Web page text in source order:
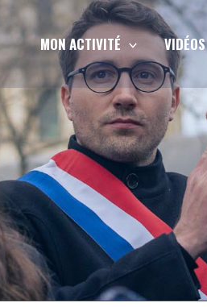
MON ACTIVITÉ VIDÉOS